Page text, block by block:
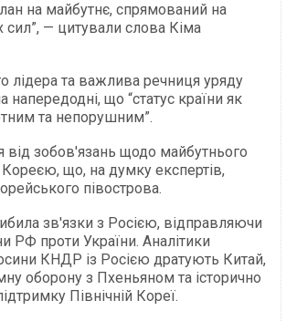
на майбутнє, спрямований на
сил”, — цитували слова Кіма
лідера та важлива речниця уряду
що “статус країни як
та непорушним”.
зобов'язань щодо майбутнього
що, на думку експертів,
півострова.
зв'язки з Росією, відправляючи
РФ проти України. Аналітики
КНДР із Росією дратують Китай,
оборону з Пхеньяном та історично
Північній Кореї.